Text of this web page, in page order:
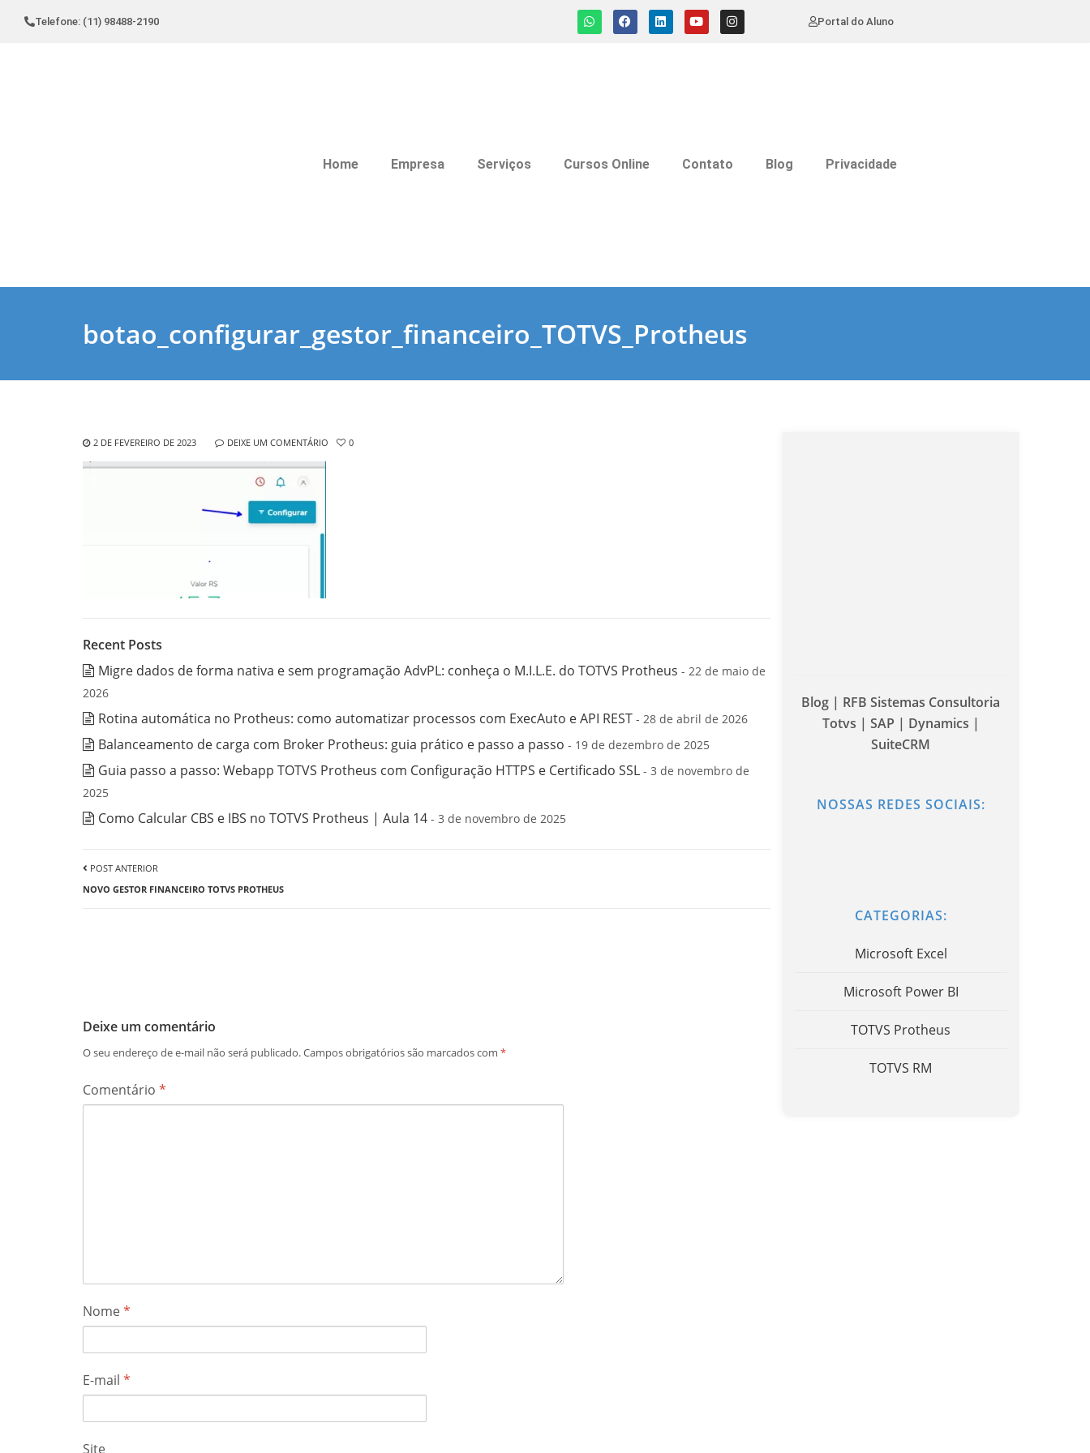
Telefone: (11) 98488-2190 Portal do Aluno
Home Empresa Serviços Cursos Online Contato Blog Privacidade
botao_configurar_gestor_financeiro_TOTVS_Protheus
2 DE FEVEREIRO DE 2023 DEIXE UM COMENTÁRIO 0
Recent Posts
Migre dados de forma nativa e sem programação AdvPL: conheça o M.I.L.E. do TOTVS Protheus - 22 de maio de
2026
Rotina automática no Protheus: como automatizar processos com ExecAuto e API REST - 28 de abril de 2026
Balanceamento de carga com Broker Protheus: guia prático e passo a passo - 19 de dezembro de 2025
Guia passo a passo: Webapp TOTVS Protheus com Configuração HTTPS e Certificado SSL - 3 de novembro de
2025
Como Calcular CBS e IBS no TOTVS Protheus | Aula 14 - 3 de novembro de 2025
POST ANTERIOR
NOVO GESTOR FINANCEIRO TOTVS PROTHEUS
Deixe um comentário
O seu endereço de e-mail não será publicado.Campos obrigatórios são marcados com *
Comentário *
Nome*
E-mail *
Site
Blog | RFB Sistemas Consultoria
Totvs | SAP | Dynamics |
SuiteCRM
NOSSAS REDES SOCIAIS:
CATEGORIAS:
Microsoft Excel
Microsoft Power BI
TOTVS Protheus
TOTVS RM